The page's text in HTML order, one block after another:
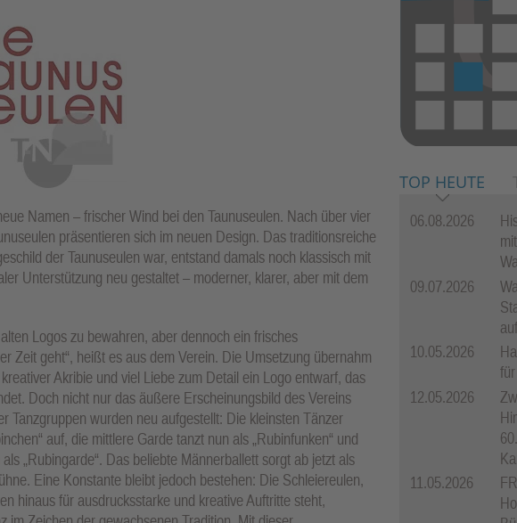
Namen – frischer Wind bei den Taunuseulen. Nach über vier
präsentieren sich im neuen Design. Das traditionsreiche
der Taunuseulen war, entstand damals noch klassisch mit
Unterstützung neu gestaltet – moderner, klarer, aber mit dem
Logos zu bewahren, aber dennoch ein frisches
Zeit geht“, heißt es aus dem Verein. Die Umsetzung übernahm
Akribie und viel Liebe zum Detail ein Logo entwarf, das
Doch nicht nur das äußere Erscheinungsbild des Vereins
Tanzgruppen wurden neu aufgestellt: Die kleinsten Tänzer
auf, die mittlere Garde tanzt nun als „Rubinfunken“ und
„Rubingarde“. Das beliebte Männerballett sorgt ab jetzt als
Eine Konstante bleibt jedoch bestehen: Die Schleiereulen,
hinaus für ausdrucksstarke und kreative Auftritte steht,
TOP HEUTE
06.08.2026
09.07.2026
auf
10.05.2026
12.05.2026
11.05.2026